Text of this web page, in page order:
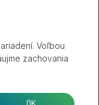
Voľbou
zachovania